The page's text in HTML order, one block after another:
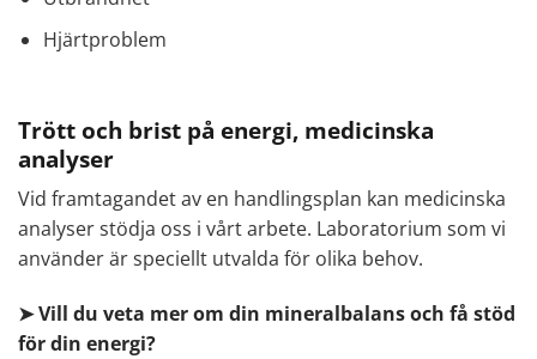
Hjärtproblem
Trött och brist på energi, medicinska
analyser
Vid framtagandet av en handlingsplan kan medicinska
analyser stödja oss i vårt arbete. Laboratorium som vi
använder är speciellt utvalda för olika behov.
➤ Vill du veta mer om din mineralbalans och få stöd
för din energi?